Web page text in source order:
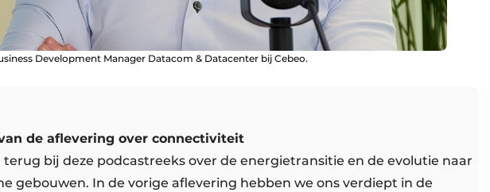
Development Manager Datacom & Datacenter bij Cebeo.
de aflevering over connectiviteit
terug bij deze podcastreeks over de energietransitie en de evolutie naar
gebouwen. In de vorige aflevering hebben we ons verdiept in de